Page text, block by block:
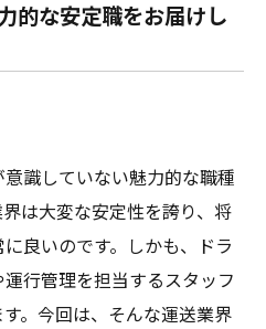
的な安定職をお届けし
識していない魅力的な職種
は大変な安定性を誇り、将
良いのです。しかも、ドラ
行管理を担当するスタッフ
。今回は、そんな運送業界